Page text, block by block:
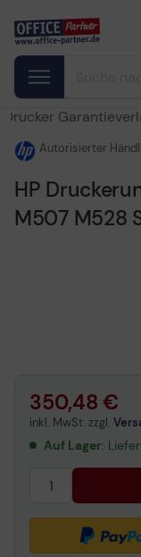
Drucker
HP
M507 M528
Autorisierter
350,48 €
inkl. MwSt. zzgl.
Auf Lager: